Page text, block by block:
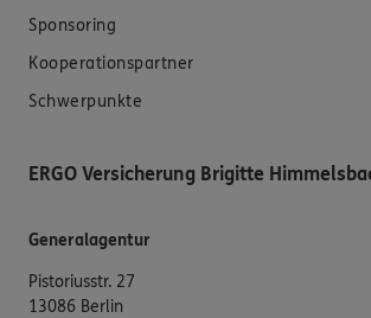
Sponsoring
Kooperationspartner
Schwerpunkte
ERGO Versicherung Brigitte
Generalagentur
Pistoriusstr. 27
13086 Berlin